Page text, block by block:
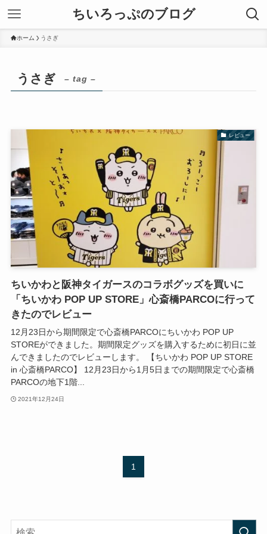
ちいろっぷのブログ
ホーム うさぎ
うさぎ – tag –
レビュー
ちいかわと阪神タイガースのコラボグッズを買いに
「ちいかわ POP UP STORE」心斎橋PARCOに行って
きたのでレビュー
12月23日から期間限定で心斎橋PARCOにちいかわ POP UP
STOREができました。期間限定グッズを購入するために初日に並
んできましたのでレビューします。 【ちいかわ POP UP STORE
in 心斎橋PARCO】 12月23日から1月5日までの期間限定で心斎橋
PARCOの地下1階...
2021年12月24日
1